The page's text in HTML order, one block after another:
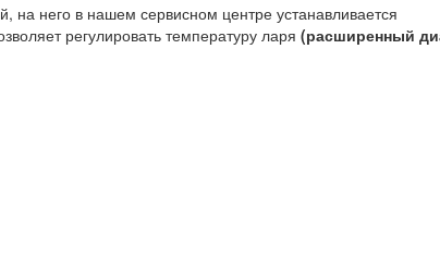
на него в нашем сервисном центре устанавливается
регулировать температуру ларя (расширенный